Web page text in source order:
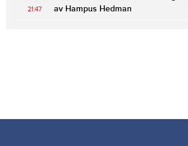
21:47
av Hampus Hedman